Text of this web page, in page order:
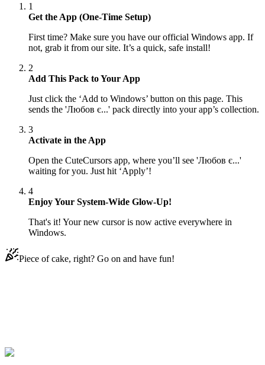
1
Get the App (One-Time Setup)
First time? Make sure you have our official Windows app. If
not, grab it from our site. It’s a quick, safe install!
2
Add This Pack to Your App
Just click the ‘Add to Windows’ button on this page. This
sends the 'Любов є...' pack directly into your app’s collection.
3
Activate in the App
Open the CuteCursors app, where you’ll see 'Любов є...'
waiting for you. Just hit ‘Apply’!
4
Enjoy Your System-Wide Glow-Up!
That's it! Your new cursor is now active everywhere in
Windows.
Piece of cake, right? Go on and have fun!
Explore All Collections